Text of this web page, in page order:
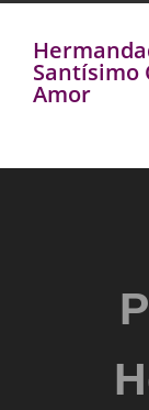
Santísimo
Amor